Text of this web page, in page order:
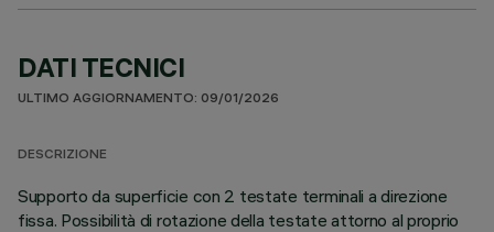
DATI TECNICI
ULTIMO AGGIORNAMENTO: 09/01/2026
DESCRIZIONE
Supporto da superficie con 2 testate terminali a direzione
fissa. Possibilità di rotazione della testate attorno al proprio